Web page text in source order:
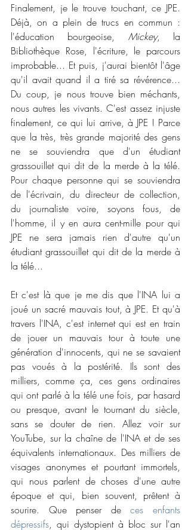
Finalement, je le trouve touchant, ce JPE.
Déjà, on a plein de trucs en commun :
l'éducation bourgeoise, Mickey, la
Bibliothèque Rose, l'écriture, le parcours
improbable... Et puis, j'aurai bientôt l'âge
qu'il avait quand il a tiré sa révérence...
Du coup, je nous trouve bien méchants,
nous autres les vivants. C'est assez injuste
finalement, ce qui lui arrive, à JPE ! Parce
que la très, très grande majorité des gens
ne se souviendra que d'un étudiant
grassouillet qui dit de la merde à la télé.
Pour chaque personne qui se souviendra
de l'écrivain, du directeur de collection,
du journaliste voire, soyons fous, de
l'homme, il y en aura cent-mille pour qui
JPE ne sera jamais rien d'autre qu'un
étudiant grassouillet qui dit de la merde à
la télé...
Et c'est là que je me dis que l'INA lui a
joué un sacré mauvais tout, à JPE. Et qu'à
travers l'INA, c'est internet qui est en train
de jouer un mauvais tour à toute une
génération d'innocents, qui ne se savaient
pas voués à la postérité. Ils sont des
milliers, comme ça, ces gens ordinaires
qui ont parlé à la télé une fois, par hasard
ou presque, avant le tournant du siècle,
sans se douter de rien. Allez voir sur
YouTube, sur la chaîne de l'INA et de ses
équivalents internationaux. Des milliers de
visages anonymes et pourtant immortels,
qui nous parlent de choses d'une autre
époque et qui, bien souvent, prêtent à
sourire. Que penser de ces enfants
dépressifs, qui dystopient à bloc sur l'an